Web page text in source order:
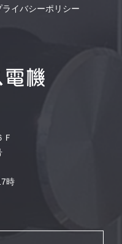
ライバシーポリシー
時